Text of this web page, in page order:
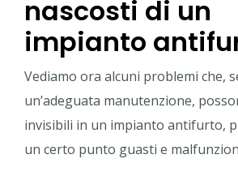
nascosti di un
impianto
Vediamo ora alcuni problemi che,
un’adeguata manutenzione,
invisibili in un impianto antifurto,
un certo punto guasti e